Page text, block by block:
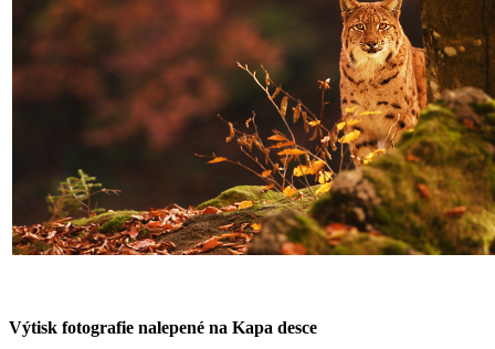
Výtisk fotografie nalepené na Kapa desce